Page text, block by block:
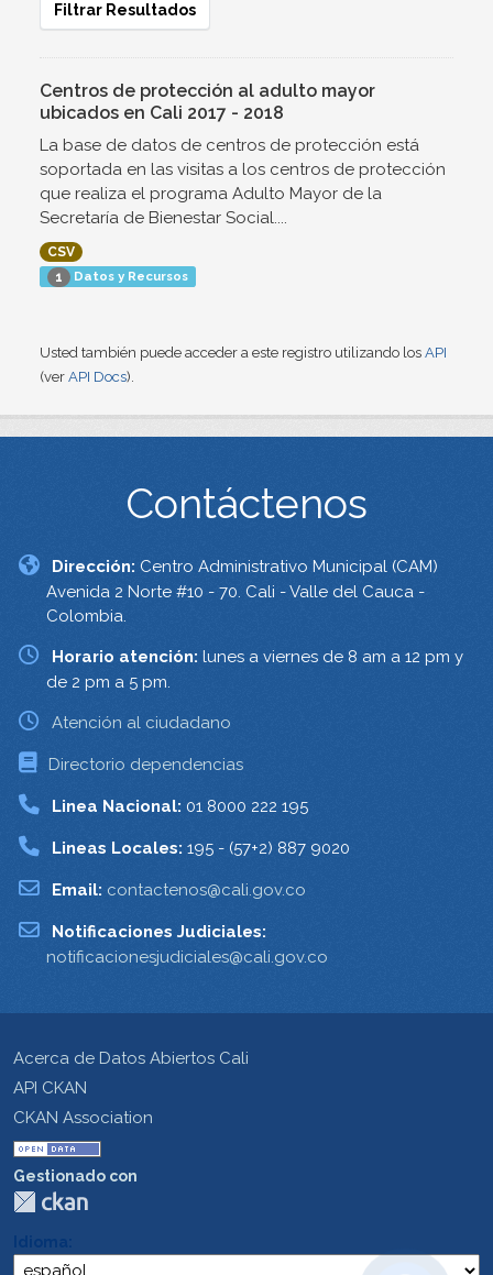
Filtrar Resultados
Centros de protección al adulto mayor
ubicados en Cali 2017 - 2018
La base de datos de centros de protección está
soportada en las visitas a los centros de protección
que realiza el programa Adulto Mayor de la
Secretaría de Bienestar Social....
CSV
1 Datos y Recursos
Usted también puede acceder a este registro utilizando los API
(ver API Docs).
Contáctenos
Dirección: Centro Administrativo Municipal (CAM)
Avenida 2 Norte #10 - 70. Cali - Valle del Cauca -
Colombia.
Horario atención: lunes a viernes de 8 am a 12 pm y
de 2 pm a 5 pm.
Atención al ciudadano
Directorio dependencias
Linea Nacional: 01 8000 222 195
Lineas Locales: 195 - (57+2) 887 9020
Email: contactenos@cali.gov.co
Notificaciones Judiciales:
notificacionesjudiciales@cali.gov.co
Acerca de Datos Abiertos Cali
API CKAN
CKAN Association
Gestionado con